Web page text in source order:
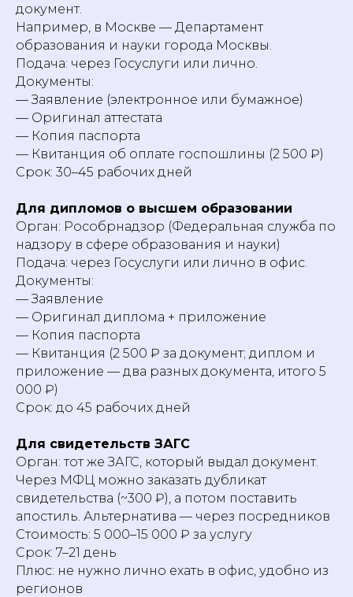
документ.
Например, в Москве — Департамент
образования и науки города Москвы.
Подача: через Госуслуги или лично.
Документы:
— Заявление (электронное или бумажное)
— Оригинал аттестата
— Копия паспорта
— Квитанция об оплате госпошлины (2 500 ₽)
Срок: 30–45 рабочих дней
Для дипломов о высшем образовании
Орган: Рособрнадзор (Федеральная служба по
надзору в сфере образования и науки)
Подача: через Госуслуги или лично в офис.
Документы:
— Заявление
— Оригинал диплома + приложение
— Копия паспорта
— Квитанция (2 500 ₽ за документ; диплом и
приложение — два разных документа, итого 5
000 ₽)
Срок: до 45 рабочих дней
Для свидетельств ЗАГС
Орган: тот же ЗАГС, который выдал документ.
Через МФЦ можно заказать дубликат
свидетельства (~300 ₽), а потом поставить
апостиль. Альтернатива — через посредников
Стоимость: 5 000–15 000 ₽ за услугу
Срок: 7–21 день
Плюс: не нужно лично ехать в офис, удобно из
регионов